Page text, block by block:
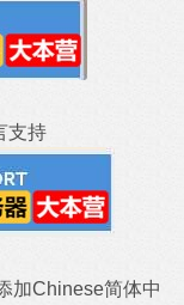
支持
加Chinese简体中